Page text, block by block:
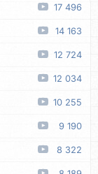
07.08
07.08
07.08
07.08
07.08
07.08
07.08
17 496
14 163
12 724
12 034
10 255
9 190
8 322